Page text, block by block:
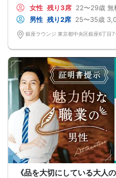
洗練された大人の街「銀座」で出会う
特別な時間 を共有できるお相手探し♡
出会った後は、近くのおしゃれなカフェで
女性 残り3席 22〜29歳 無
男性 残り2席 25〜35歳
銀座ラウンジ 東京都中央区銀座6丁
《品を大切にしている大人